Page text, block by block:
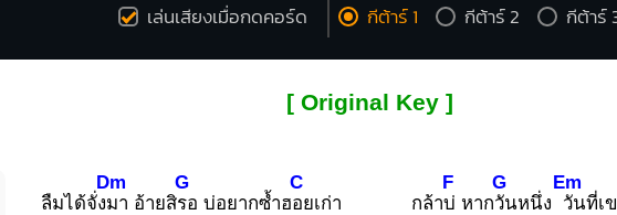
เล่นเสียงเมื่อกดคอร์ด กีต้าร์ 1 กีต้าร์ 2 กีต้าร์
[ Original Key ]
ลืมได้จั่ง
Dm
มา อ้ายสิ
G
รอ บ่อยากซ้ำฮ
C
อยเก่า กล้า
F
บ่ หาก
G
วันหนึ่ง
Em
วันที่เ